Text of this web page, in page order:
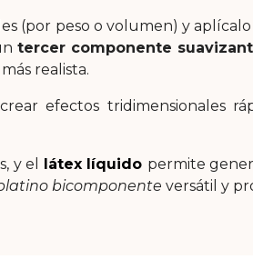
(por peso o volumen) y
tercer componente
realista.
efectos tridimensionales
y el látex líquido permite
bicomponente versátil y